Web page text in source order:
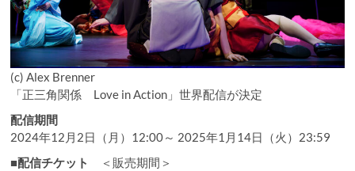
(c) Alex Brenner
「正三角関係 Love in Action」世界配信が決定
配信期間
2024年12月2日（月）12:00～ 2025年1月14日（火）23:59
■配信チケット
＜販売期間＞